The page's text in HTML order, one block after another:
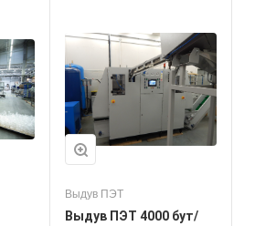
Выдув ПЭТ
Выдув ПЭТ 4000 бут/